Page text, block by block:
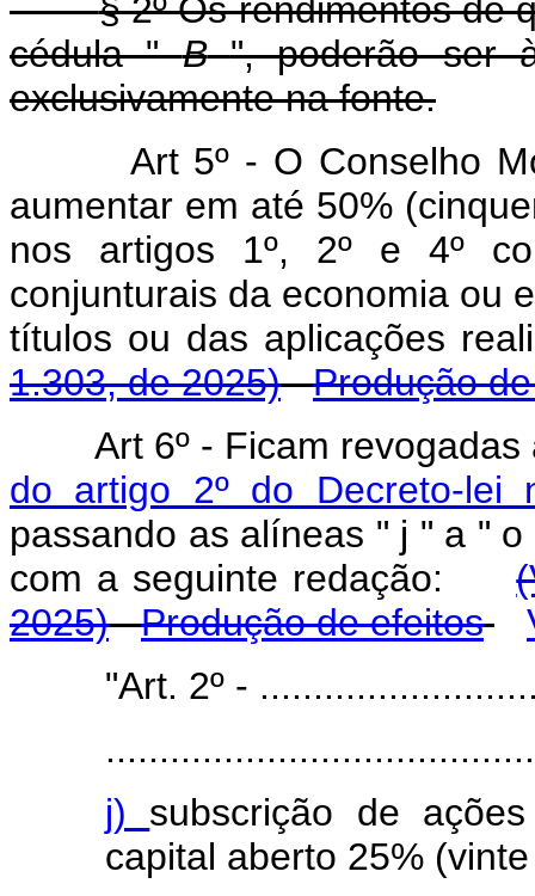
§ 2º Os rendimentos de
cédula "B ", poderão ser
exclusivamente na fonte.
Art 5º - O Conselho
aumentar em até 50%
nos artigos 1º, 2º e 4º
conjunturais da economia ou
títulos ou das aplicações
1.303, de 2025)
Produção
Art 6º - Ficam
do artigo 2º do Decreto-
passando as alíneas " j " a "
com a seguinte redação:
2025)
Produção de efeitos
"Art. 2º -
j) subscrição de
capital aberto 25%